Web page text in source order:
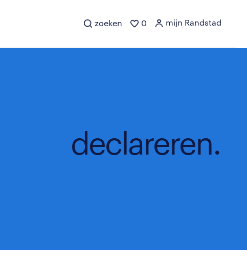
zoeken 0 mijn Randstad
declareren.